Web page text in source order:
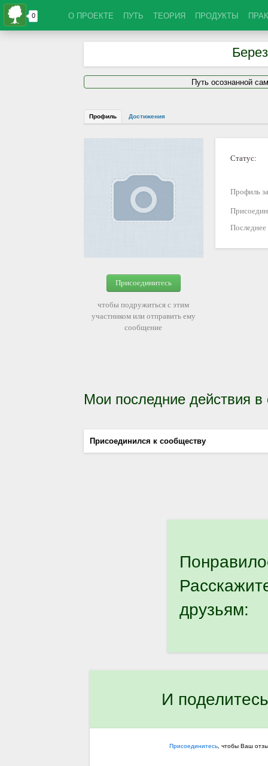
О ПРОЕКТЕ ПУТЬ ТЕОРИЯ ПРОДУКТЫ
Путь осознанной
Профиль Достижения
Присоединитесь
чтобы подружиться с этим
участником или отправить ему
сообщение
Статус:
Профиль
Мои последние действия
Присоединился к сообществу
друзьям:
И
Присоединитесь , чтобы Ваш